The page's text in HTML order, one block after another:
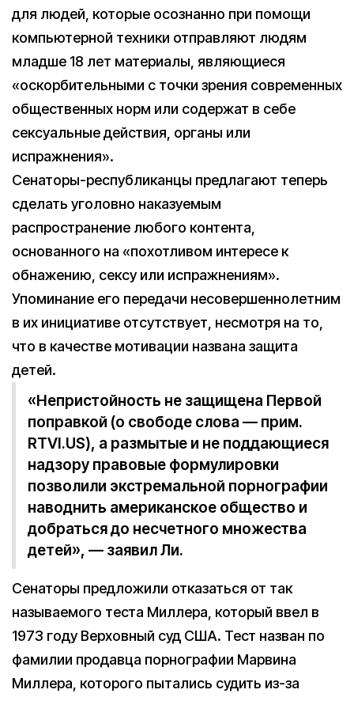
для людей, которые осознанно при помощи
компьютерной техники отправляют людям
младше 18 лет материалы, являющиеся
«оскорбительными с точки зрения современных
общественных норм или содержат в себе
сексуальные действия, органы или
испражнения».
Сенаторы-республиканцы предлагают теперь
сделать уголовно наказуемым
распространение любого контента,
основанного на «похотливом интересе к
обнажению, сексу или испражнениям».
Упоминание его передачи несовершеннолетним
в их инициативе отсутствует, несмотря на то,
что в качестве мотивации названа защита
детей.
«Непристойность не защищена Первой
поправкой (о свободе слова — прим.
RTVI.US), а размытые и не поддающиеся
надзору правовые формулировки
позволили экстремальной порнографии
наводнить американское общество и
добраться до несчетного множества
детей», — заявил Ли.
Сенаторы предложили отказаться от так
называемого теста Миллера, который ввел в
1973 году Верховный суд США. Тест назван по
фамилии продавца порнографии Марвина
Миллера, которого пытались судить из-за